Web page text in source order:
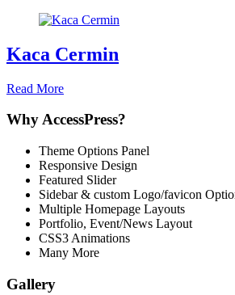
Kaca Cermin
Read More
Why AccessPress?
Theme Options Panel
Responsive Design
Featured Slider
Sidebar & custom Logo/favicon
Multiple Homepage Layouts
Portfolio, Event/News Layout
CSS3 Animations
Many More
Gallery